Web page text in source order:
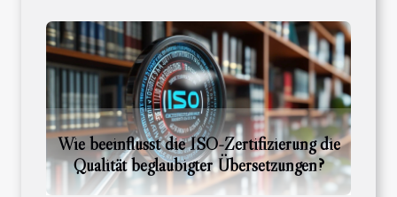
Wie beeinflusst die ISO-Zertifizierung die
Qualität beglaubigter Übersetzungen?